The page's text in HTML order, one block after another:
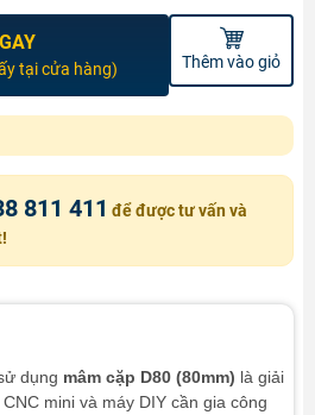
tại cửa hàng) Thêm vào giỏ
811 411 để được tư vấn và
dụng mâm cặp D80 (80mm) là giải
mini và máy DIY cần gia công